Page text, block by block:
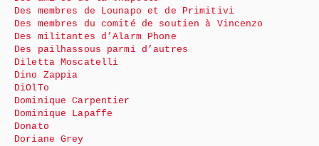
Des membres de Lounapo et de Primitivi
Des membres du comité de soutien à Vincenzo
Des militantes d’Alarm Phone
Des pailhassous parmi d’autres
Diletta Moscatelli
Dino Zappia
DiOlTo
Dominique Carpentier
Dominique Lapaffe
Donato
Doriane Grey